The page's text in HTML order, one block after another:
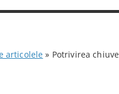
articolele » Potrivirea